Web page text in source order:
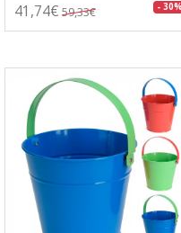
41,74€ 59,33€ - 30%